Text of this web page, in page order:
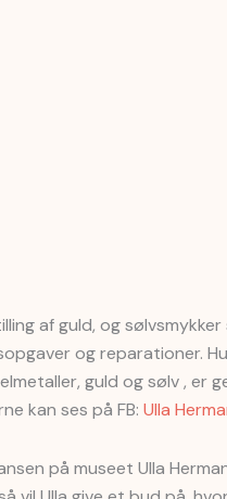
af guld, og
og reparationer.
guld og sølv , er
kan ses på FB: Ulla
på museet Ulla